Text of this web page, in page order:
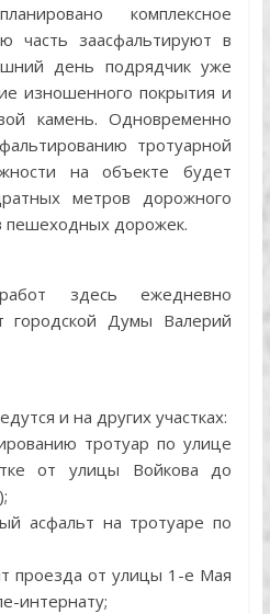
комплексное
часть заасфальтируют в
день подрядчик уже
изношенного покрытия и
камень. Одновременно
тротуарной
на объекте будет
метров дорожного
пешеходных дорожек.
здесь ежедневно
городской Думы Валерий
и на других участках:
тротуар по улице
от улицы Войкова до
асфальт на тротуаре по
проезда от улицы 1-е Мая
интернату;